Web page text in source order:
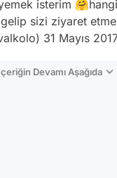
isterim 🤗hangi
sizi ziyaret
31 Mayıs
Devamı Aşağıda